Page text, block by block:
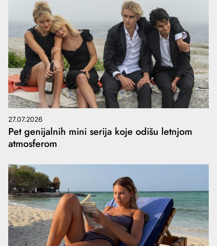
27.07.2026
Pet genijalnih mini serija koje odišu letnjom
atmosferom